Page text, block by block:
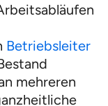
Betriebsleiter
mehreren